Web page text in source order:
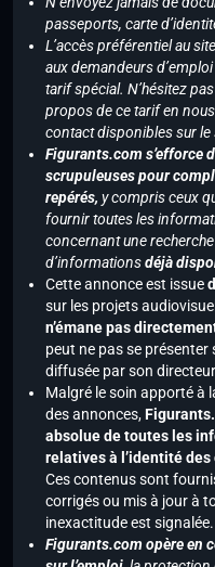
passeports, carte
L’accès préférentiel au
aux demandeurs
tarif spécial. N’hésitez
propos de ce tarif en
contact disponibles sur le
Figurants.com s’efforce
scrupuleuses pour
repérés, y compris ceux
fournir toutes les
concernant une
d’informationsdéjà
Cette annonce est issue
sur les projets
n’émane pas
peut ne pas se
diffusée par son
Malgré le soin apporté à
des annonces,
absolue de toutes les
relatives à l’identité
Ces contenus sont
corrigés ou mis à jour à
inexactitude est signalée.
Figurants.com opère en